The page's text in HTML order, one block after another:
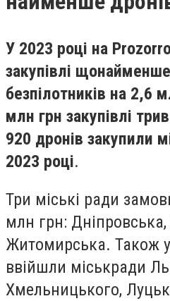
У 2023 році на
закупівлі
безпілотників на 2,6
млн грн закупівлі
920 дронів закупили
2023 році.
Три міські ради
млн грн: Дніпровська,
Житомирська. Також
ввійшли міськради
Хмельницького,